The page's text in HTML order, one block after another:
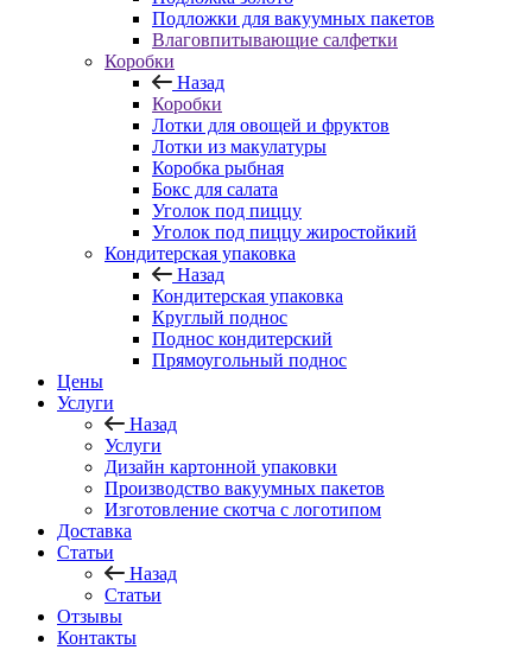
Подложки для вакуумных пакетов
Влаговпитывающие салфетки
Коробки
Назад
Коробки
Лотки для овощей и фруктов
Лотки из макулатуры
Коробка рыбная
Бокс для салата
Уголок под пиццу
Уголок под пиццу жиростойкий
Кондитерская упаковка
Назад
Кондитерская упаковка
Круглый поднос
Поднос кондитерский
Прямоугольный поднос
Цены
Услуги
Назад
Услуги
Дизайн картонной упаковки
Производство вакуумных пакетов
Изготовление скотча с логотипом
Доставка
Статьи
Назад
Статьи
Отзывы
Контакты